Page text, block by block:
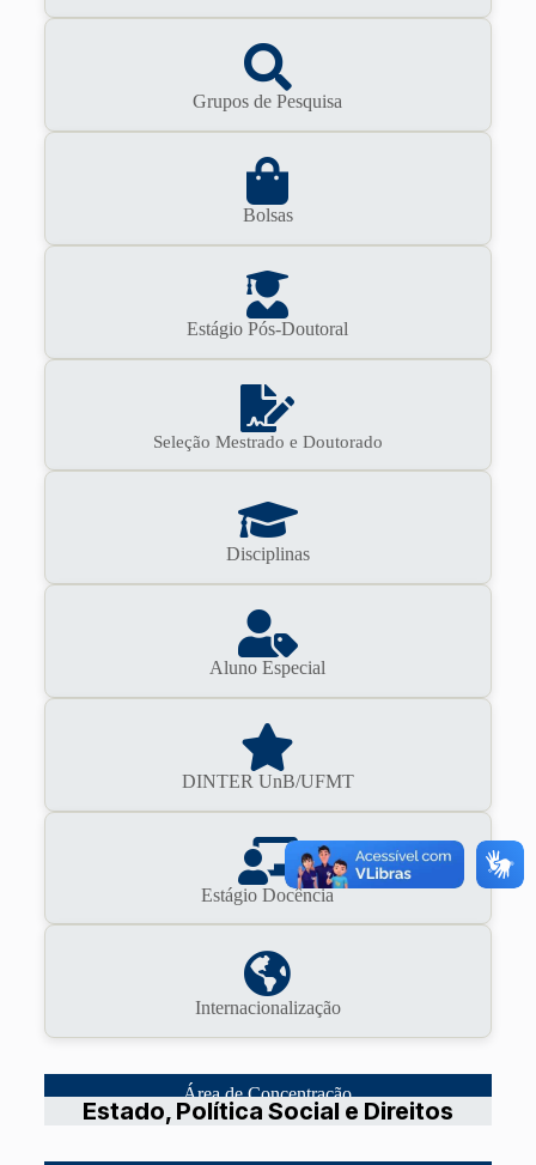
Grupos de Pesquisa
Bolsas
Estágio Pós-Doutoral
Seleção Mestrado e Doutorado
Disciplinas
Aluno Especial
DINTER UnB/UFMT
Estágio Docência
Internacionalização
Área de Concentração
Estado, Política Social e Direitos